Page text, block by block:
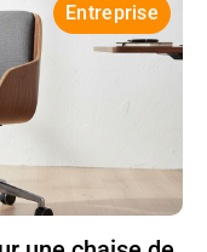
Entreprise